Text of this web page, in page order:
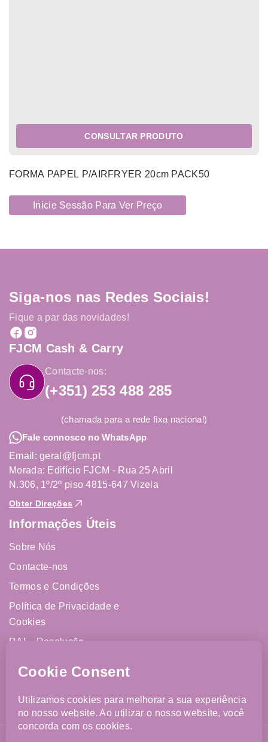
CONSULTAR PRODUTO
FORMA PAPEL P/AIRFRYER 20cm PACK50
Inicie Sessão Para Ver Preço
Siga-nos nas Redes Sociais!
Fique a par das novidades!
FJCM Cash & Carry
Contacte-nos:
(+351) 253 488 285
(chamada para a rede fixa nacional)
Fale connosco no WhatsApp
Email: geral@fjcm.pt
Morada: Edifício FJCM - Rua 25 Abril
N.306, 1º/2º piso 4815-647 Vizela
Obter Direções
Informações Úteis
Sobre Nós
Contacte-nos
Termos e Condições
Política de Privacidade e
Cookies
RAL - Resolução
Livro de Reclamações